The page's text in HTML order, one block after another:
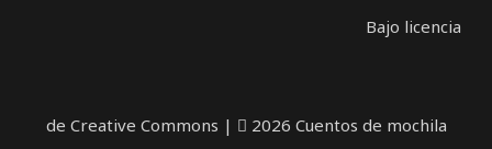
Bajo licencia
de Creative Commons | 2026 Cuentos de mochila